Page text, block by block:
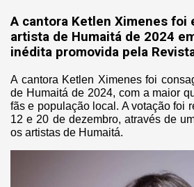
A cantora Ketlen Ximenes foi
artista de Humaitá de 2024
inédita promovida pela Revista
A cantora Ketlen Ximenes foi
de Humaitá de 2024, com a maior
fãs e população local. A votação foi
12 e 20 de dezembro, através de
os artistas de Humaitá.